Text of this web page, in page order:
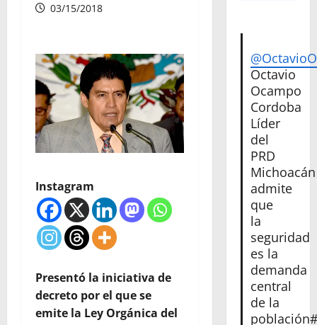
03/15/2018
Instagram
Presentó la iniciativa de
decreto por el que se
emite la Ley Orgánica del
Octavio
Ocampo
Cordoba
Líder
del
PRD
Michoacán
admite
que
la
seguridad
es la
demanda
central
de la